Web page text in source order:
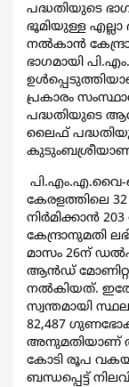
പദ്ധതിയുടെ
ഭൂമിയുള്ള എല്ലാ
നല്‍കാന്‍
ഭാഗമായി
പ്രകാരം
പദ്ധതിയുടെ
ലൈഫ്
പി.എം.എ.വൈ-
കേരളത്തിലെ
നിര്‍മിക്കാന്‍
കേന്ദ്രാനുമതി
മാസം 26ന്
ആന്‍ഡ്
നല്‍കിയത്.
സ്വന്തമായി
82,487
അനുമതിയാണ്
കോടി രൂപ
ബന്ധപ്പെട്ട്